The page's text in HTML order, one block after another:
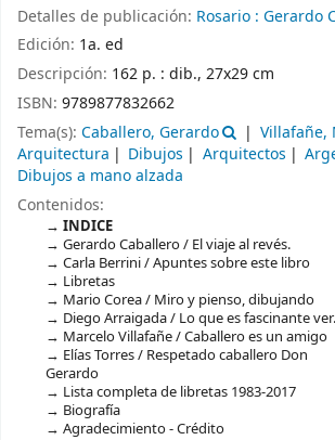
Detalles de publicación: Rosario : Gerardo
Edición: 1a. ed
Descripción: 162 p. : dib., 27x29 cm
ISBN: 9789877832662
Tema(s): Caballero, Gerardo
Villafañe,
Arquitectura
Dibujos Arquitectos
Dibujos a mano alzada
Contenidos:
INDICE
Gerardo Caballero / El viaje al revés.
Carla Berrini / Apuntes sobre este libro
Libretas
Mario Corea / Miro y pienso, dibujando
Diego Arraigada / Lo que es fascinante ver.
Marcelo Villafañe / Caballero es un amigo
Elías Torres / Respetado caballero Don
Gerardo
Lista completa de libretas 1983-2017
Biografía
Agradecimiento - Crédito